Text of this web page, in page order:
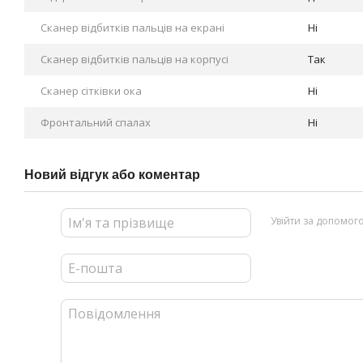
Сканер відбитків пальців на екрані Ні
Сканер відбитків пальців на корпусі Так
Сканер сітківки ока Ні
Фронтальний спалах Ні
Новий відгук або коментар
Увійти за